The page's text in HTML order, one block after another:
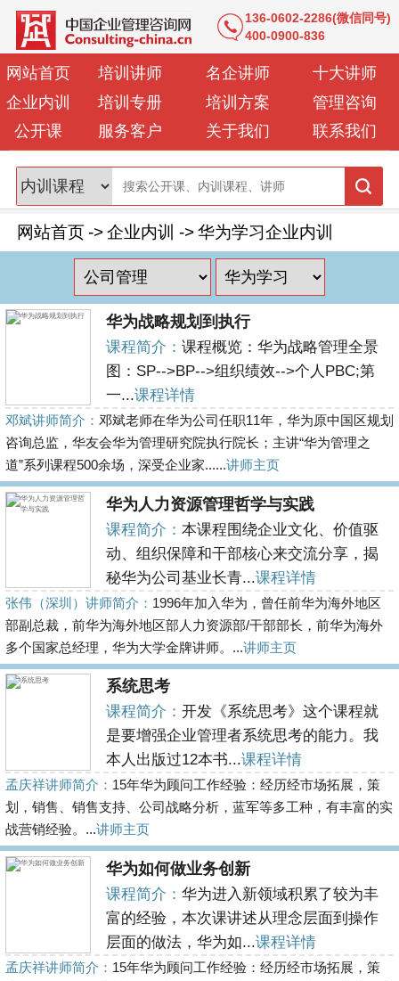
136-0602-2286(微信同号)
400-0900-836
网站首页 培训讲师 名企讲师
十大讲师
企业内训
培训专册 培训方案
管理咨询
公开课
服务客户 关于我们 联系我们
网站首页 -> 企业内训 -> 华为学习企业内训
华为战略规划到执行
课程简介：课程概览：华为战略管理全景
图：SP-->BP-->组织绩效-->个人PBC;第
一...课程详情
邓斌讲师简介： 邓斌老师在华为公司任职11年，华为原中国区规划
咨询总监，华友会华为管理研究院执行院长；主讲“华为管理之
道”系列课程500余场，深受企业家......讲师主页
华为人力资源管理哲学与实践
课程简介：本课程围绕企业文化、价值驱
动、组织保障和干部核心来交流分享，揭
秘华为公司基业长青...课程详情
张伟（深圳）讲师简介： 1996年加入华为，曾任前华为海外地区
部副总裁，前华为海外地区部人力资源部/干部部长，前华为海外
多个国家总经理，华为大学金牌讲师。...讲师主页
系统思考
课程简介：开发《系统思考》这个课程就
是要增强企业管理者系统思考的能力。我
本人出版过12本书...课程详情
孟庆祥讲师简介： 15年华为顾问工作经验：经历经市场拓展，策
划，销售、销售支持、公司战略分析，蓝军等多工种，有丰富的实
战营销经验。...讲师主页
华为如何做业务创新
课程简介：华为进入新领域积累了较为丰
富的经验，本次课讲述从理念层面到操作
层面的做法，华为如...课程详情
孟庆祥讲师简介： 15年华为顾问工作经验：经历经市场拓展，策